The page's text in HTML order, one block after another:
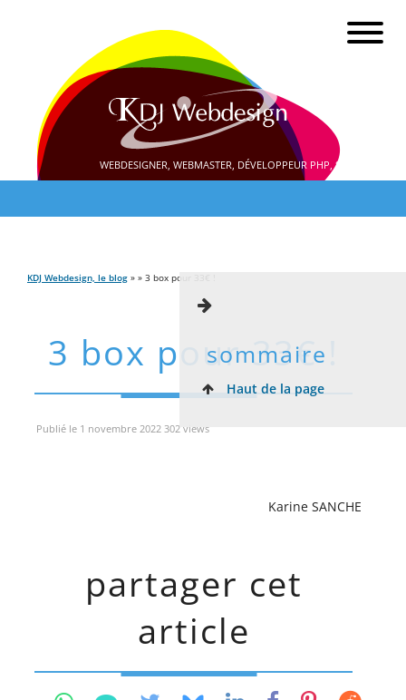
WEBDESIGNER, WEBMASTER, DÉVELOPPEUR PHP, SEO
KDJ Webdesign, le blog » » 3 box pour 33€ !
3 box pour 33€ !
sommaire
Haut de la page
Publié le 1 novembre 2022 302 views
Karine SANCHE
partager cet
article